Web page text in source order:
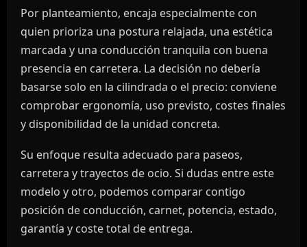
Por planteamiento, encaja especialmente con
quien prioriza una postura relajada, una estética
marcada y una conducción tranquila con buena
presencia en carretera. La decisión no debería
basarse solo en la cilindrada o el precio: conviene
comprobar ergonomía, uso previsto, costes finales
y disponibilidad de la unidad concreta.
Su enfoque resulta adecuado para paseos,
carretera y trayectos de ocio. Si dudas entre este
modelo y otro, podemos comparar contigo
posición de conducción, carnet, potencia, estado,
garantía y coste total de entrega.